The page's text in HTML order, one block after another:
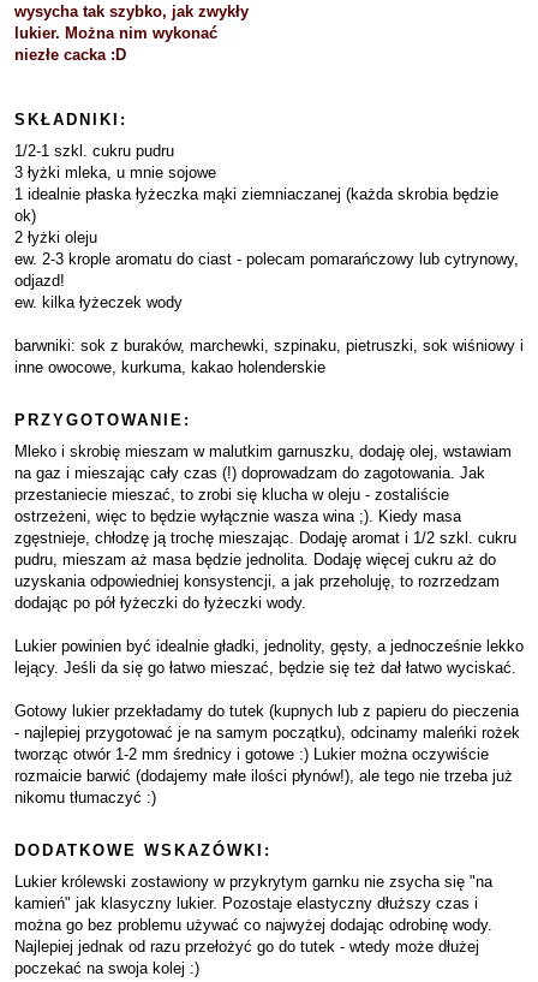
wysycha tak szybko, jak zwykły
lukier. Można nim wykonać
niezłe cacka :D
SKŁADNIKI:
1/2-1 szkl. cukru pudru
3 łyżki mleka, u mnie sojowe
1 idealnie płaska łyżeczka mąki ziemniaczanej (każda skrobia będzie
ok)
2 łyżki oleju
ew. 2-3 krople aromatu do ciast - polecam pomarańczowy lub cytrynowy,
odjazd!
ew. kilka łyżeczek wody
barwniki: sok z buraków, marchewki, szpinaku, pietruszki, sok wiśniowy i
inne owocowe, kurkuma, kakao holenderskie
PRZYGOTOWANIE:
Mleko i skrobię mieszam w malutkim garnuszku, dodaję olej, wstawiam
na gaz i mieszając cały czas (!) doprowadzam do zagotowania. Jak
przestaniecie mieszać, to zrobi się klucha w oleju - zostaliście
ostrzeżeni, więc to będzie wyłącznie wasza wina ;). Kiedy masa
zgęstnieje, chłodzę ją trochę mieszając. Dodaję aromat i 1/2 szkl. cukru
pudru, mieszam aż masa będzie jednolita. Dodaję więcej cukru aż do
uzyskania odpowiedniej konsystencji, a jak przeholuję, to rozrzedzam
dodając po pół łyżeczki do łyżeczki wody.
Lukier powinien być idealnie gładki, jednolity, gęsty, a jednocześnie lekko
lejący. Jeśli da się go łatwo mieszać, będzie się też dał łatwo wyciskać.
Gotowy lukier przekładamy do tutek (kupnych lub z papieru do pieczenia
- najlepiej przygotować je na samym początku), odcinamy maleńki rożek
tworząc otwór 1-2 mm średnicy i gotowe :) Lukier można oczywiście
rozmaicie barwić (dodajemy małe ilości płynów!), ale tego nie trzeba już
nikomu tłumaczyć :)
DODATKOWE WSKAZÓWKI:
Lukier królewski zostawiony w przykrytym garnku nie zsycha się "na
kamień" jak klasyczny lukier. Pozostaje elastyczny dłuższy czas i
można go bez problemu używać co najwyżej dodając odrobinę wody.
Najlepiej jednak od razu przełożyć go do tutek - wtedy może dłużej
poczekać na swoja kolej :)